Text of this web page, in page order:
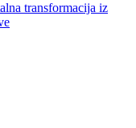
transformacija iz